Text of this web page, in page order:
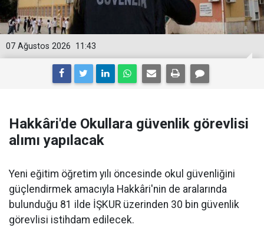
11:43
07 Ağustos 2026
Hakkâri'de Okullara güvenlik görevlisi
alımı yapılacak
Yeni eğitim öğretim yılı öncesinde okul güvenliğini
güçlendirmek amacıyla Hakkâri'nin de aralarında
bulunduğu 81 ilde İŞKUR üzerinden 30 bin güvenlik
görevlisi istihdam edilecek.